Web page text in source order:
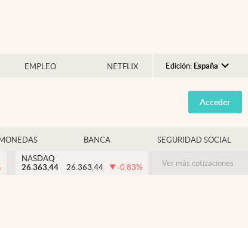
EMPLEO NETFLIX Edición: España
Argentina
España
USA
Colombia
Acceder
BANCA SEGURIDAD SOCIAL
NASDAQ
26.363,44
26.363,44 -0.83% Ver más cotizaciones